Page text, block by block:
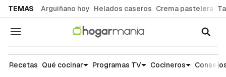
TEMAS Arguiñano hoy Helados caseros Crema pastelera
Navegación
Recetas
Recetas Qué cocinar Programas TV Cocineros